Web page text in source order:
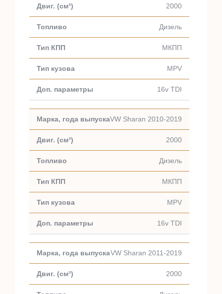
2000
Дизель
МКПП
MPV
16v TDI
VW Sharan 2010-2019
2000
Дизель
МКПП
MPV
16v TDI
VW Sharan 2011-2019
2000